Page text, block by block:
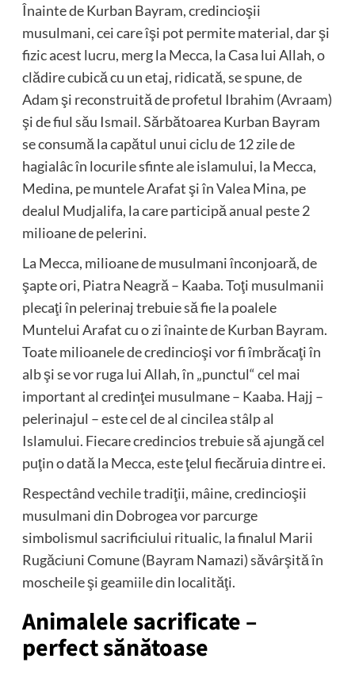
Înainte de Kurban Bayram, credincioşii
musulmani, cei care îşi pot permite material, dar şi
fizic acest lucru, merg la Mecca, la Casa lui Allah, o
clădire cubică cu un etaj, ridicată, se spune, de
Adam şi reconstruită de profetul Ibrahim (Avraam)
şi de fiul său Ismail. Sărbătoarea Kurban Bayram
se consumă la capătul unui ciclu de 12 zile de
hagialâc în locurile sfinte ale islamului, la Mecca,
Medina, pe muntele Arafat şi în Valea Mina, pe
dealul Mudjalifa, la care participă anual peste 2
milioane de pelerini.
La Mecca, milioane de musulmani înconjoară, de
şapte ori, Piatra Neagră – Kaaba. Toţi musulmanii
plecaţi în pelerinaj trebuie să fie la poalele
Muntelui Arafat cu o zi înainte de Kurban Bayram.
Toate milioanele de credincioşi vor fi îmbrăcaţi în
alb şi se vor ruga lui Allah, în „punctul“ cel mai
important al credinţei musulmane – Kaaba. Hajj –
pelerinajul – este cel de al cincilea stâlp al
Islamului. Fiecare credincios trebuie să ajungă cel
puţin o dată la Mecca, este ţelul fiecăruia dintre ei.
Respectând vechile tradiţii, mâine, credincioşii
musulmani din Dobrogea vor parcurge
simbolismul sacrificiului ritualic, la finalul Marii
Rugăciuni Comune (Bayram Namazi) săvârşită în
moscheile şi geamiile din localităţi.
Animalele sacrificate –
perfect sănătoase